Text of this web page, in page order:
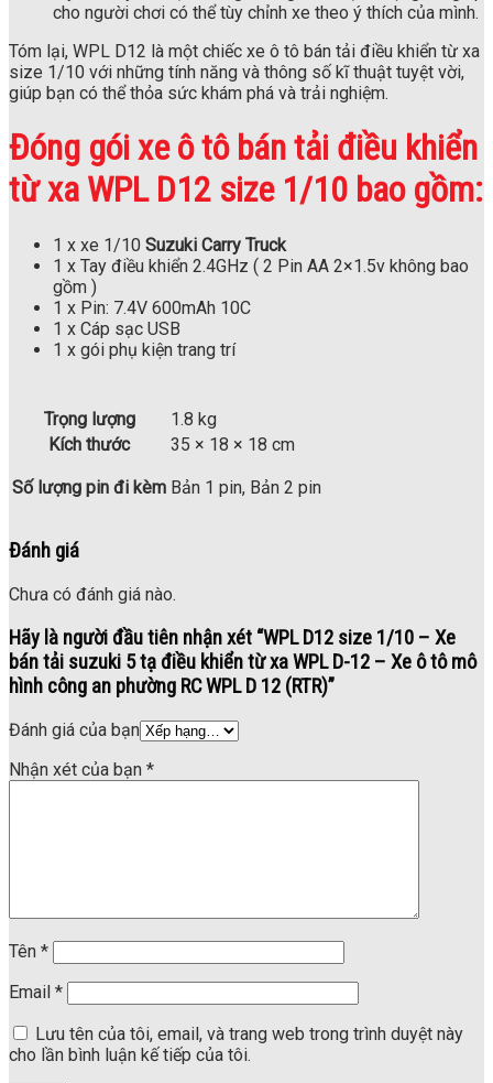
cho người chơi có thể tùy chỉnh xe theo ý thích của mình.
Tóm lại, WPL D12 là một chiếc xe ô tô bán tải điều khiển từ xa
size 1/10 với những tính năng và thông số kĩ thuật tuyệt vời,
giúp bạn có thể thỏa sức khám phá và trải nghiệm.
Đóng gói xe ô tô bán tải điều khiển
từ xa WPL D12 size 1/10 bao gồm:
1 x xe 1/10 Suzuki Carry Truck
1 x Tay điều khiển 2.4GHz ( 2 Pin AA 2×1.5v không bao
gồm )
1 x Pin: 7.4V 600mAh 10C
1 x Cáp sạc USB
1 x gói phụ kiện trang trí
Trọng lượng
1.8 kg
Kích thước
35 × 18 × 18 cm
Số lượng pin đi kèm Bản 1 pin, Bản 2 pin
Đánh giá
Chưa có đánh giá nào.
Hãy là người đầu tiên nhận xét “WPL D12 size 1/10 – Xe
bán tải suzuki 5 tạ điều khiển từ xa WPL D-12 – Xe ô tô mô
hình công an phường RC WPL D 12 (RTR)”
Đánh giá của bạn
Nhận xét của bạn *
Tên *
Email *
Lưu tên của tôi, email, và trang web trong trình duyệt này
cho lần bình luận kế tiếp của tôi.